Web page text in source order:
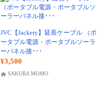
JVC【Jackery】延長ケーブル （ポ
ータブル電源・ポータブルソーラ
ーパネル接･･･
¥3,500
SAKURA MOMO